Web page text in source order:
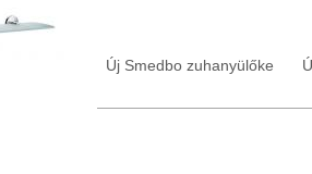
Új Smedbo zuhanyülőke